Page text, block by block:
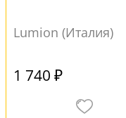
Lumion (Италия)
1 740 ₽